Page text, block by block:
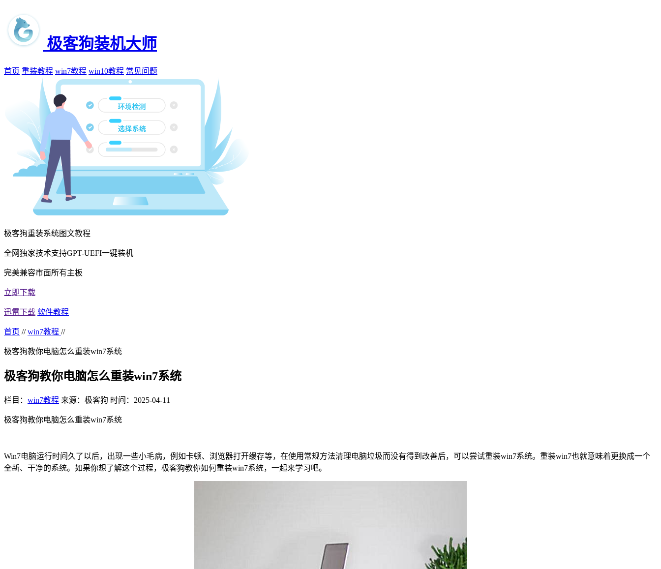
极客狗装机大师
首页 重装教程 win7教程 win10教程 常见问题
极客狗重装系统图文教程
全网独家技术支持GPT-UEFI一键装机
完美兼容市面所有主板
立即下载
迅雷下载 软件教程
首页 // win7教程 //
极客狗教你电脑怎么重装win7系统
极客狗教你电脑怎么重装win7系统
栏目： win7教程 来源：极客狗 时间：2025-04-11
极客狗教你电脑怎么重装win7系统
Win7电脑运行时间久了以后，出现一些小毛病，例如卡顿、浏览器打开缓存等，在使用常规方法清理电脑垃圾而没有得到改善后，可以尝试重装win7系统。重装win7也就意味着更换成一个
全新、干净的系统。如果你想了解这个过程，极客狗教你如何重装win7系统，一起来学习吧。